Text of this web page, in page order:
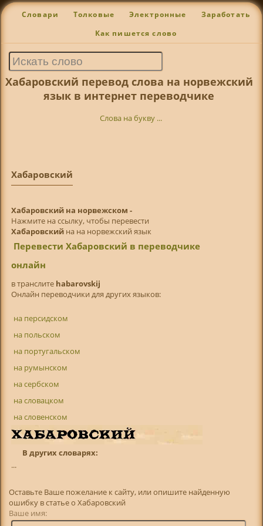
Словари Толковые Электронные Заработать
Как пишется слово
Хабаровский перевод слова на норвежский
язык в интернет переводчике
Слова на букву ...
Хабаровский
Хабаровский на норвежском -
Нажмите на ссылку, чтобы перевести
Хабаровскийна на норвежский язык
Перевести Хабаровский в переводчике
онлайн
в транслитe habarovskij
Онлайн переводчики для других языков:
на персидском
на польском
на португальском
на румынском
на сербском
на словацком
на словенском
В других словарях:
...
Оставьте Ваше пожелание к сайту, или опишите найденную
ошибку в статье о Хабаровский
Ваше имя: